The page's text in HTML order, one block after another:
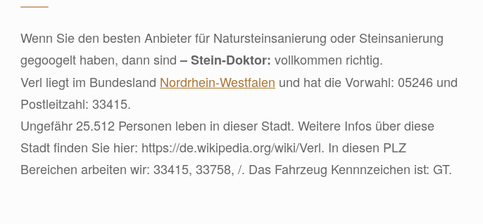
Wenn Sie den besten Anbieter für Natursteinsanierung oder Steinsanierung
gegoogelt haben, dann sind– Stein-Doktor: vollkommen richtig.
Verl liegt im Bundesland Nordrhein-Westfalen und hat die Vorwahl: 05246 und
Postleitzahl: 33415.
Ungefähr 25.512 Personen leben in dieser Stadt. Weitere Infos über diese
Stadt finden Sie hier: https://de.wikipedia.org/wiki/Verl. In diesen PLZ
Bereichen arbeiten wir: 33415, 33758, /. Das Fahrzeug Kennnzeichen ist: GT.